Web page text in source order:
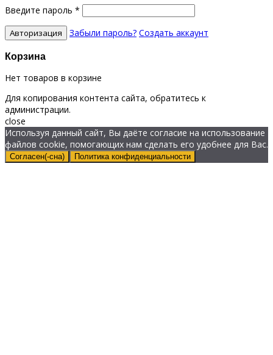
Введите пароль *
Забыли пароль? Создать аккаунт
Корзина
Нет товаров в корзине
Для копирования контента сайта, обратитесь к
администрации.
close
Используя данный сайт, Вы даёте согласие на использование
файлов cookie, помогающих нам сделать его удобнее для Вас.
Согласен(-сна) Политика конфиденциальности